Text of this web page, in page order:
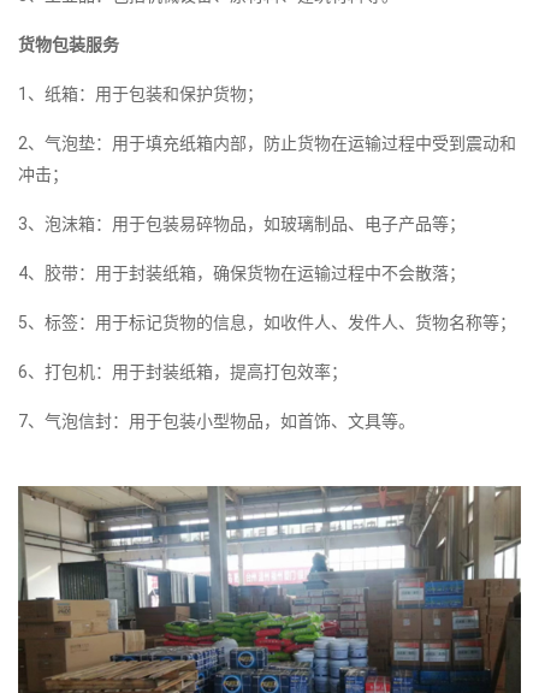
货物包装服务
1、纸箱：用于包装和保护货物；
2、气泡垫：用于填充纸箱内部，防止货物在运输过程中受到震动和
冲击；
3、泡沫箱：用于包装易碎物品，如玻璃制品、电子产品等；
4、胶带：用于封装纸箱，确保货物在运输过程中不会散落；
5、标签：用于标记货物的信息，如收件人、发件人、货物名称等；
6、打包机：用于封装纸箱，提高打包效率；
7、气泡信封：用于包装小型物品，如首饰、文具等。